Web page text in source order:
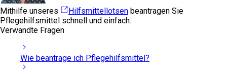
Mithilfe unseres Hilfsmittellotsen beantragen Sie
Pflegehilfsmittel schnell und einfach.
Verwandte Fragen
Wie beantrage ich Pflegehilfsmittel?